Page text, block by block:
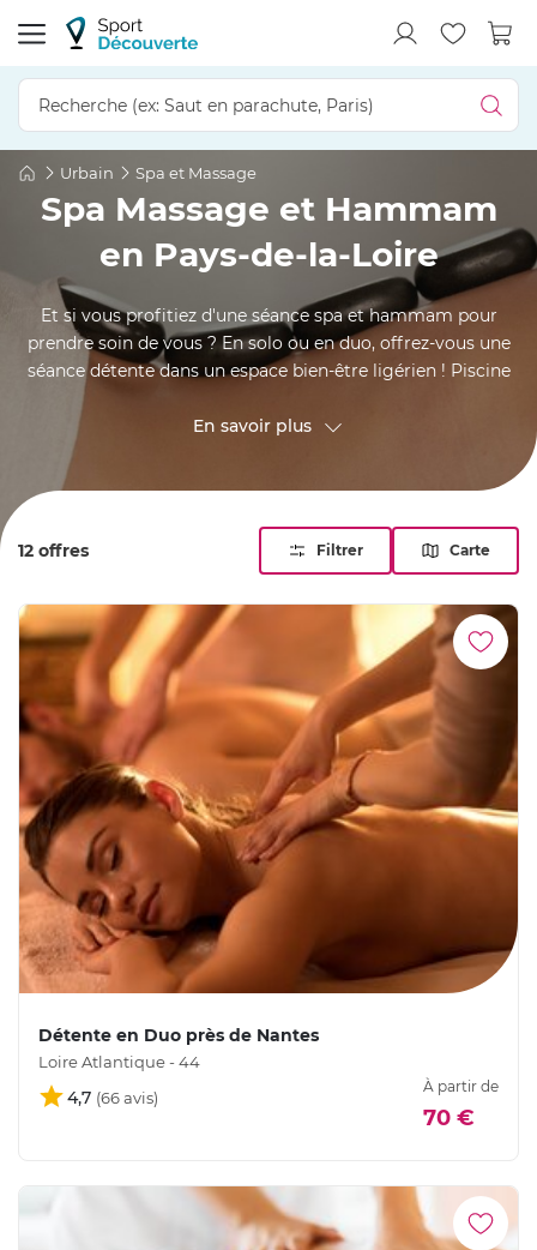
Urbain Spa et Massage
Spa Massage et Hammam
en Pays-de-la-Loire
Et si vous profitiez d'une séance spa et hammam pour
prendre soin de vous ? En solo ou en duo, offrez-vous une
séance détente dans un espace bien-être ligérien ! Piscine
intérieure avec jets hydro-massants, jacuzzi bouillonnant,
mur de sel, sauna et/ou hammam oriental, voilà de quoi
passer un moment agréable de remise en forme et surtout,
de sérénité ! Vous pourrez même profiter d'un massage
relaxant ou tonifiant en Pays-de-la-Loire, bonheur assuré !
En savoir plus
12 offres Filtrer Carte
Détente en Duo près de Nantes
Loire Atlantique - 44
4,7
À partir de
70 €